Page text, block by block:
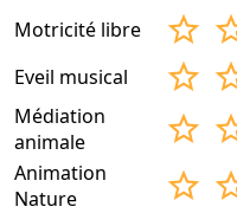
Motricité libre
Eveil musical
Médiation
animale
Animation
Nature